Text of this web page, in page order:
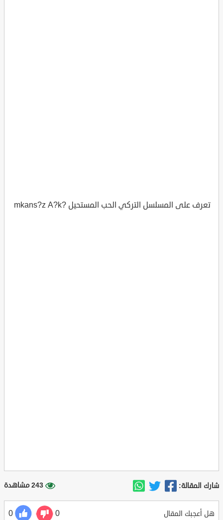
تعرف على المسلسل التركي الحب المستحيل ?mkans?z A?k
شارك المقالة: 243 مشاهدة
هل أعجبك المقال 0
0